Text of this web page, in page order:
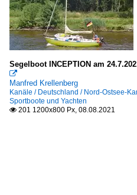
Segelboot INCEPTION am

Manfred Krellenberg
Kanäle / Deutschland / Nord-Ostsee-
Sportboote und Yachten
 201 1200x800 Px, 08.08.2021